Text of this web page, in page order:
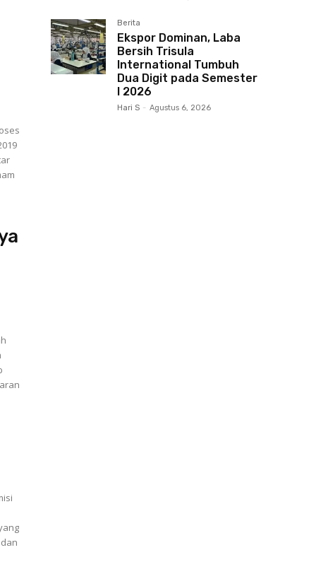
Berita
Ekspor Dominan, Laba
Bersih Trisula
International Tumbuh
Dua Digit pada Semester
I 2026
Hari S - Agustus 6, 2026